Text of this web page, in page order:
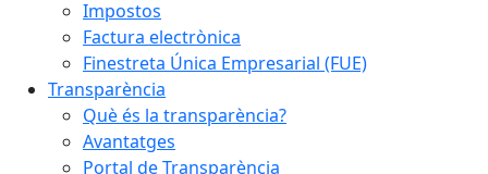
Impostos
Factura electrònica
Finestreta Única Empresarial (FUE)
Transparència
Què és la transparència?
Avantatges
Portal de Transparència